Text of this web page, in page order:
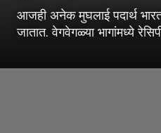
आजही अनेक मुघलाई पदार्थ
जातात. वेगवेगळ्या भागांमध्ये